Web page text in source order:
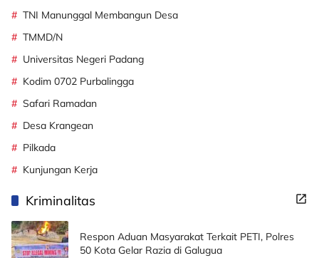
TNI Manunggal Membangun Desa
TMMD/N
Universitas Negeri Padang
Kodim 0702 Purbalingga
Safari Ramadan
Desa Krangean
Pilkada
Kunjungan Kerja
Kriminalitas
Respon Aduan Masyarakat Terkait PETI, Polres
50 Kota Gelar Razia di Galugua